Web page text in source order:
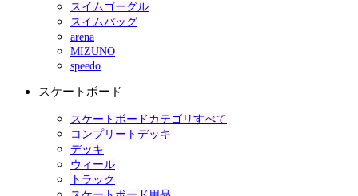
スイムゴーグル
スイムバッグ
arena
MIZUNO
speedo
スケートボード
スケートボードカテゴリすべて
コンプリートデッキ
デッキ
ウィール
トラック